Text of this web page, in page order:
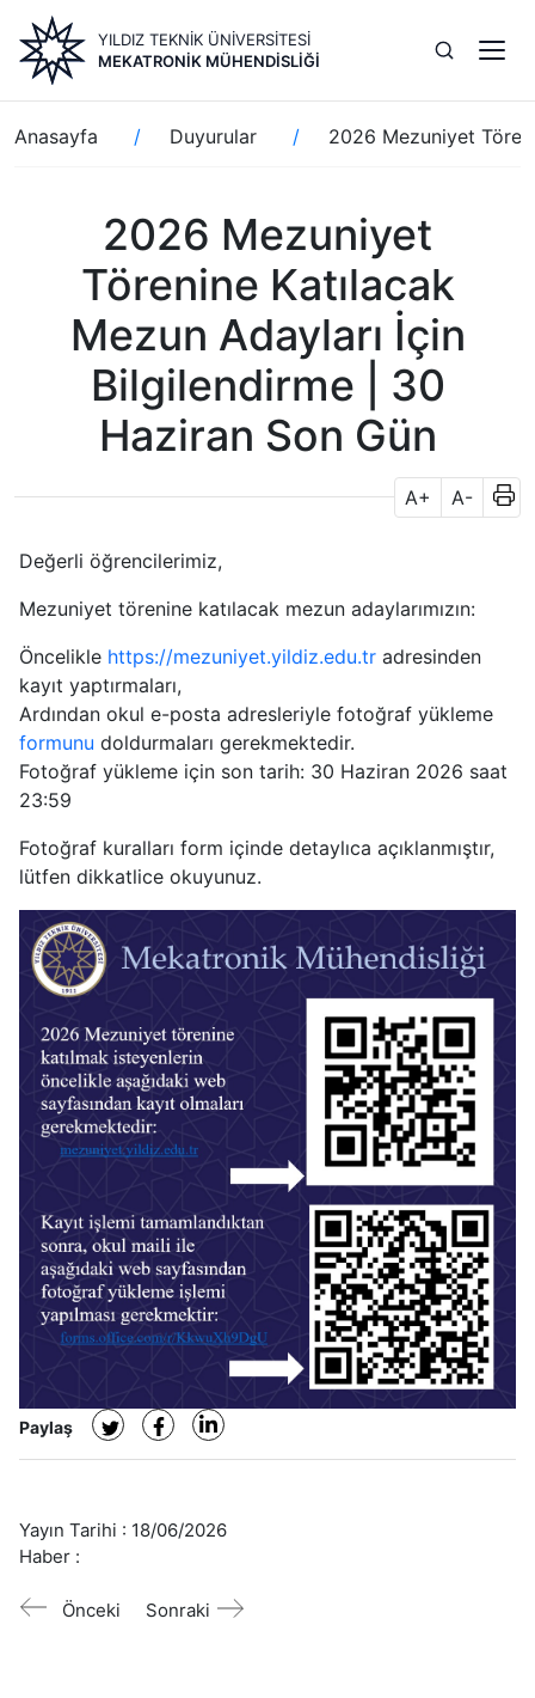
içeriğe
atla
YILDIZ TEKNİK ÜNİVERSİTESİ
MEKATRONIK MÜHENDISLIĞI
Sayfa
yolu
Anasayfa Duyurular 2026 Mezuniyet
2026 Mezuniyet
Törenine Katılacak
Mezun Adayları İçin
Bilgilendirme | 30
Haziran Son Gün
A+ A-
Değerli öğrencilerimiz,
Mezuniyet törenine katılacak mezun adaylarımızın:
Öncelikle https://mezuniyet.yildiz.edu.tr adresinden
kayıt yaptırmaları,
Ardından okul e-posta adresleriyle fotoğraf yükleme
formunu doldurmaları gerekmektedir.
Fotoğraf yükleme için son tarih: 30 Haziran 2026 saat
23:59
Fotoğraf kuralları form içinde detaylıca açıklanmıştır,
lütfen dikkatlice okuyunuz.
Paylaş
Yayın Tarihi : 18/06/2026
Haber :
Önceki Sonraki